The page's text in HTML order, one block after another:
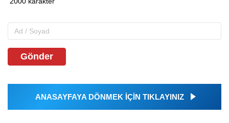
Gönder
ANASAYFAYA DÖNMEK İÇİN TIKLAYINIZ